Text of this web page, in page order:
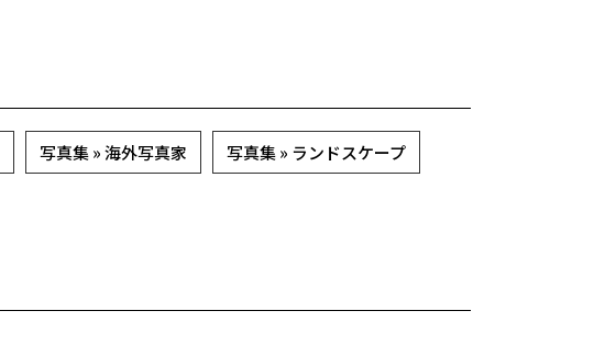
写真集 » 海外写真家 写真集 » ランドスケープ